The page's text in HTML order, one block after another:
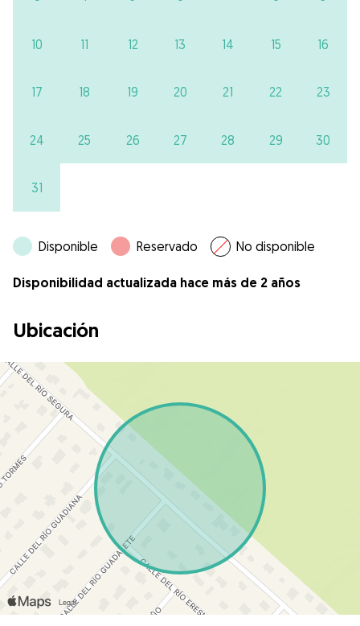
10 11 12 13 14 15 16
17 18 19 20 21 22 23
24 25 26 27 28 29 30
31
Disponible Reservado No disponible
Disponibilidad actualizada hace más de 2 años
Ubicación